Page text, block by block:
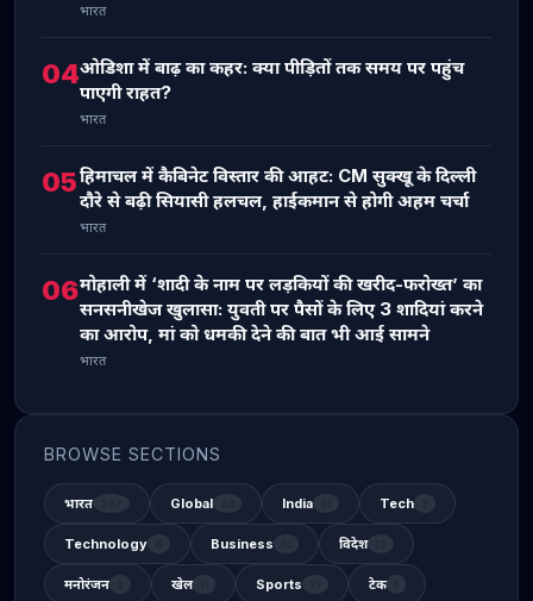
भारत
04ओडिशा में बाढ़ का कहर: क्या पीड़ितों तक समय पर पहुंच
पाएगी राहत?
भारत
05हिमाचल में कैबिनेट विस्तार की आहट: CM सुक्खू के दिल्ली
दौरे से बढ़ी सियासी हलचल, हाईकमान से होगी अहम चर्चा
भारत
06मोहाली में ‘शादी के नाम पर लड़कियों की खरीद-फरोख्त’ का
सनसनीखेज खुलासा: युवती पर पैसों के लिए 3 शादियां करने
का आरोप, मां को धमकी देने की बात भी आई सामने
भारत
BROWSE SECTIONS
भारत Global India Tech
Technology Business विदेश
मनोरंजन खेल Sports टेक